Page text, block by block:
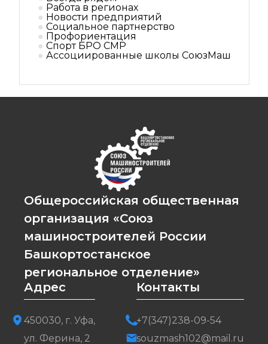
Работа в регионах
Новости предприятий
Социальное партнерствo
Профориентация
Спорт БРО СМР
Ассоциированные школы СоюзМаш
Общероссийская общественная
организация «Союз
машиностроителей России
Башкортостанское
региональное отделение»
Адрес
450030, г. Уфа,
ул. Ферина, 2
Контакты
+7(347)238-09-54
souzmash102@mail.ru